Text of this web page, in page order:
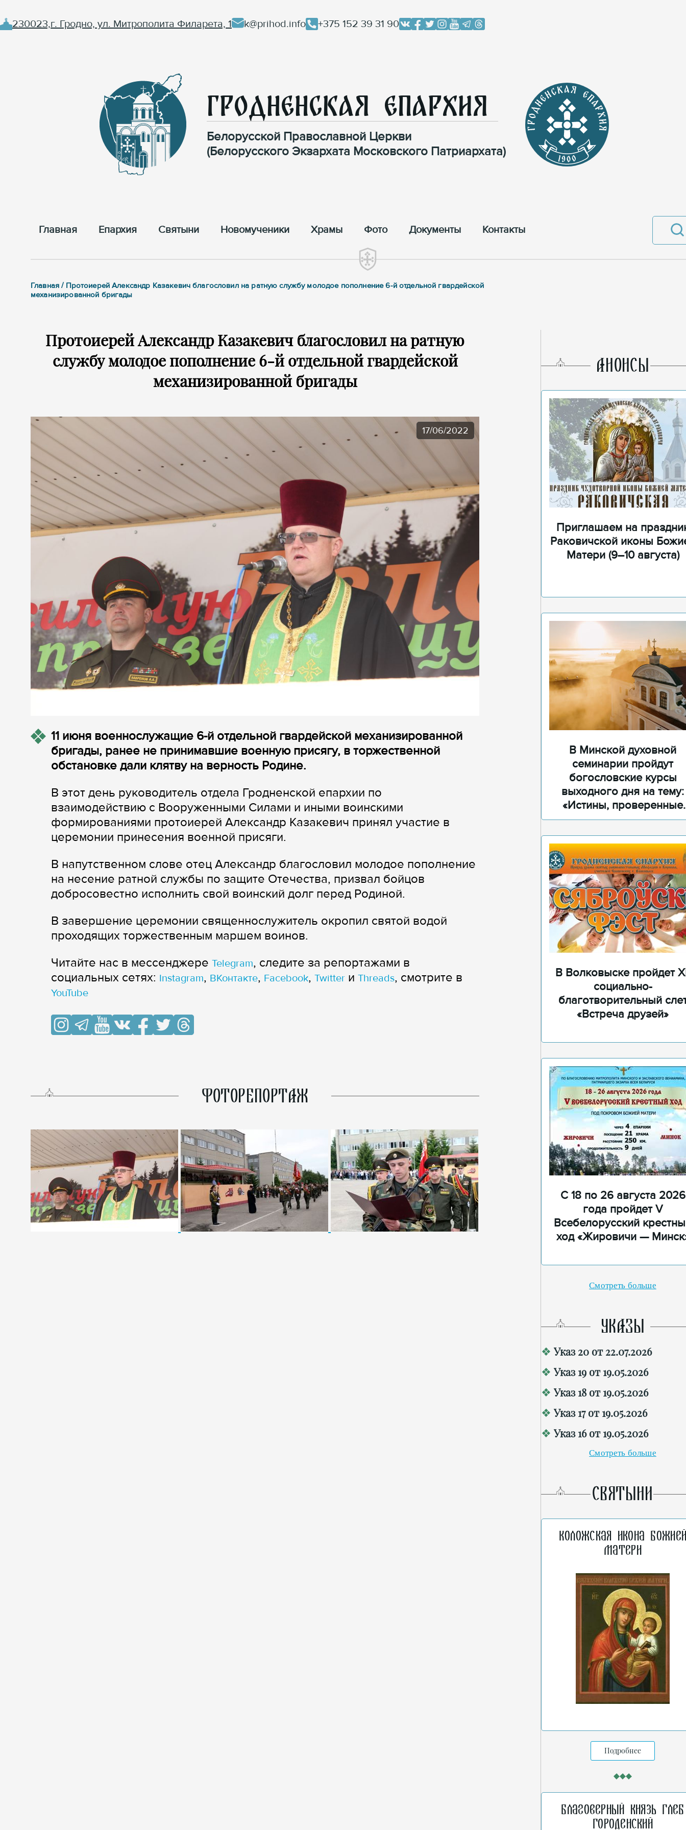
230023,г. Гродно, ул. Митрополита Филарета, 1 k@prihod.info +375 152 39 31 90
Гродненская Епархия
Белорусской Православной Церкви
(Белорусского Экзархата Московского Патриархата)
Главная Епархия Cвятыни Новомученики Храмы Фото Документы Контакты
Главная / Протоиерей Александр Казакевич благословил на ратную службу молодое пополнение 6-й отдельной гвардейской
механизированной бригады
Протоиерей Александр Казакевич благословил на ратную
службу молодое пополнение 6-й отдельной гвардейской
механизированной бригады
17/06/2022
11 июня военнослужащие 6-й отдельной гвардейской механизированной
бригады, ранее не принимавшие военную присягу, в торжественной
обстановке дали клятву на верность Родине.
В этот день руководитель отдела Гродненской епархии по
взаимодействию с Вооруженными Силами и иными воинскими
формированиями протоиерей Александр Казакевич принял участие в
церемонии принесения военной присяги.
В напутственном слове отец Александр благословил молодое пополнение
на несение ратной службы по защите Отечества, призвал бойцов
добросовестно исполнить свой воинский долг перед Родиной.
В завершение церемонии священнослужитель окропил святой водой
проходящих торжественным маршем воинов.
Читайте нас в мессенджере Telegram, следите за репортажами в
cоциальных сетях: Instagram, ВКонтакте, Facebook, Twitter и Threads, смотрите в
YouTube
ФОТОРЕПОРТАЖ
AНОНСЫ
Приглашаем на
Раковичской иконы
Матери (9–10 августа)
В Минской духовной
семинарии пройдут
богословские курсы
выходного дня на тему:
«Истины, проверенные
временем»
В Волковыске пройдет
социально-
благотворительный
«Встреча друзей»
С 18 по 26 августа 2026
года пройдет V
Всебелорусский
ход «Жировичи —
Смотреть больше
УКАЗЫ
Указ 20 от 22.07.2026
Указ 19 от 19.05.2026
Указ 18 от 19.05.2026
Указ 17 от 19.05.2026
Указ 16 от 19.05.2026
Смотреть больше
СВЯТЫНИ
Коложская икона
Матери
Подробнее
Благоверный князь Глеб
Городенский